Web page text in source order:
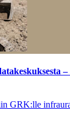
–
GRK:lle